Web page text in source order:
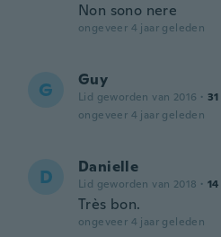
Non sono nere
ongeveer 4 jaar geleden
G Guy
Lid geworden van 2016 · 31
ongeveer 4 jaar geleden
D Danielle
Lid geworden van 2018 · 14
Très bon.
ongeveer 4 jaar geleden